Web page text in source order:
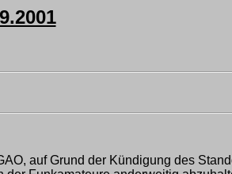
auf Grund der Kündigung des